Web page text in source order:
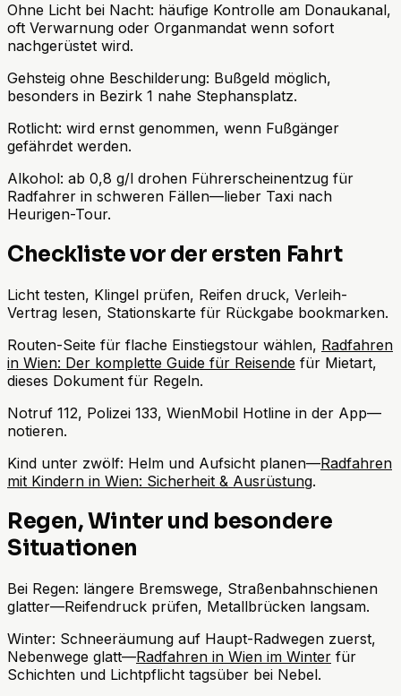
Ohne Licht bei Nacht: häufige Kontrolle am Donaukanal,
oft Verwarnung oder Organmandat wenn sofort
nachgerüstet wird.
Gehsteig ohne Beschilderung: Bußgeld möglich,
besonders in Bezirk 1 nahe Stephansplatz.
Rotlicht: wird ernst genommen, wenn Fußgänger
gefährdet werden.
Alkohol: ab 0,8 g/l drohen Führerscheinentzug für
Radfahrer in schweren Fällen—lieber Taxi nach
Heurigen-Tour.
Checkliste vor der ersten Fahrt
Licht testen, Klingel prüfen, Reifen druck, Verleih-
Vertrag lesen, Stationskarte für Rückgabe bookmarken.
Routen-Seite für flache Einstiegstour wählen, Radfahren
in Wien: Der komplette Guide für Reisende für Mietart,
dieses Dokument für Regeln.
Notruf 112, Polizei 133, WienMobil Hotline in der App—
notieren.
Kind unter zwölf: Helm und Aufsicht planen—Radfahren
mit Kindern in Wien: Sicherheit & Ausrüstung.
Regen, Winter und besondere
Situationen
Bei Regen: längere Bremswege, Straßenbahnschienen
glatter—Reifendruck prüfen, Metallbrücken langsam.
Winter: Schneeräumung auf Haupt-Radwegen zuerst,
Nebenwege glatt—Radfahren in Wien im Winter für
Schichten und Lichtpflicht tagsüber bei Nebel.